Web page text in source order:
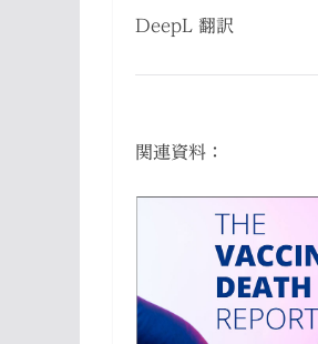
DeepL 翻訳
関連資料：